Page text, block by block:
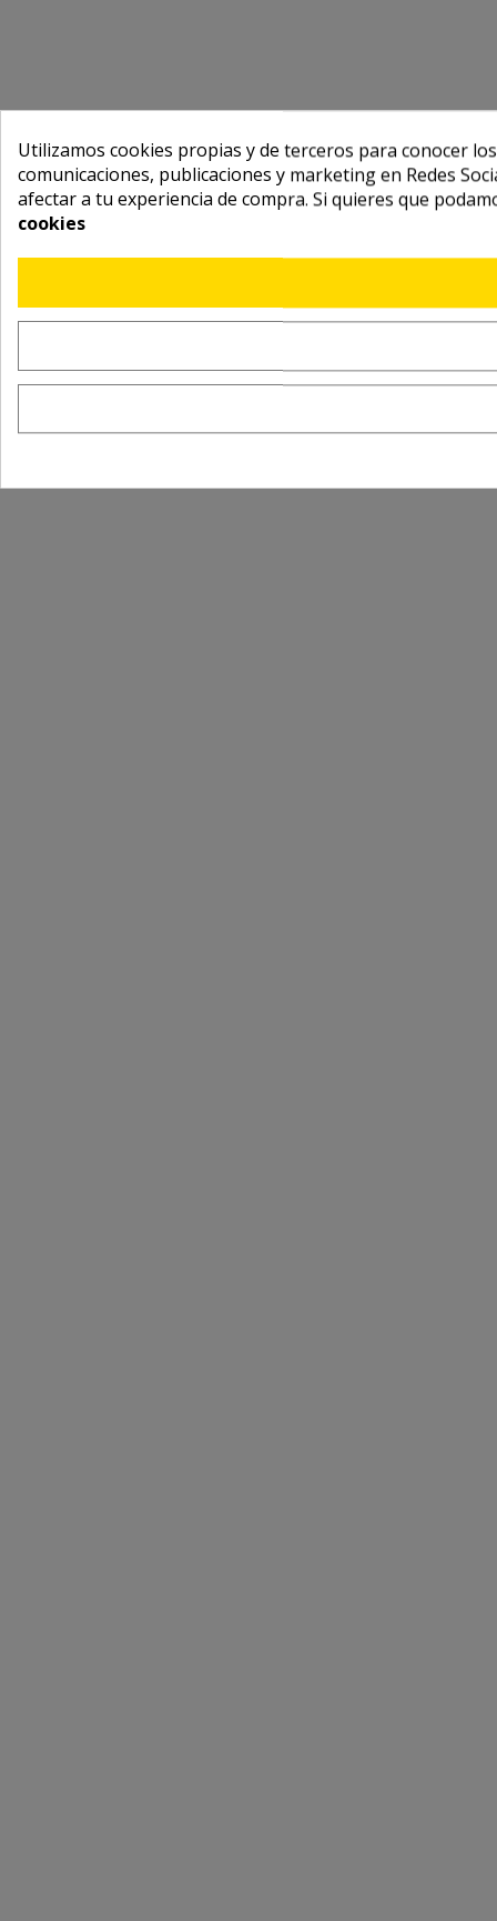
Utilizamos cookies propias y de terceros para conocer
comunicaciones, publicaciones y marketing en Redes
afectar a tu experiencia de compra. Si quieres que
cookies